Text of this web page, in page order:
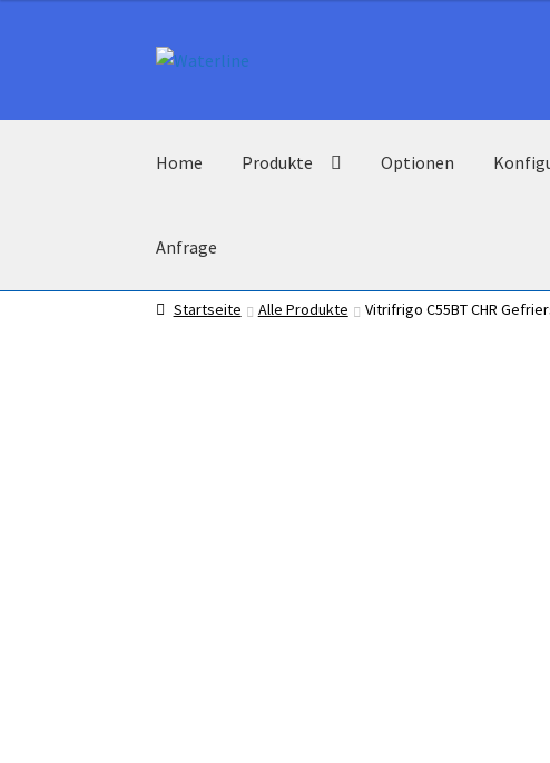
Zur
Zum
Home Produkte Optionen
Anfrage
Startseite Alle Produkte Vitrifrigo C55BT CHR